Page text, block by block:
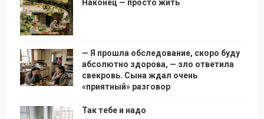
Наконец — просто жить
— Я прошла обследование, скоро буду
абсолютно здорова, — зло ответила
свекровь. Сына ждал очень
«приятный» разговор
Так тебе и надо